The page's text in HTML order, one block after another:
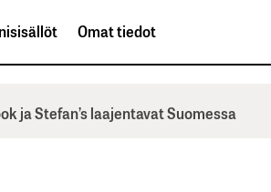
Omat tiedot
ja Stefan’s laajentavat Suomessa